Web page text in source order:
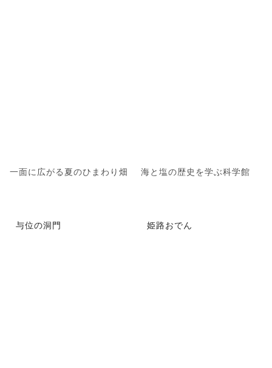
一面に広がる夏のひまわり畑 海と塩の歴史を学ぶ科学館
与位の洞門 姫路おでん